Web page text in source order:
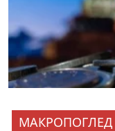
МАКРОПОГЛЕД